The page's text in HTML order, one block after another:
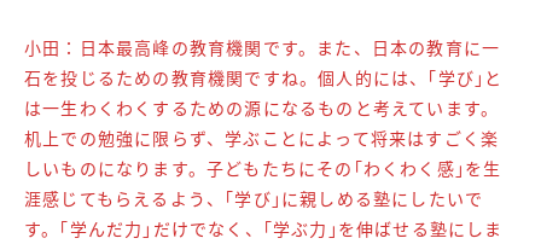
小田：日本最高峰の教育機関です。また、日本の教育に一
石を投じるための教育機関ですね。個人的には、｢学び｣と
は一生わくわくするための源になるものと考えています。
机上での勉強に限らず、学ぶことによって将来はすごく楽
しいものになります。子どもたちにその｢わくわく感｣を生
涯感じてもらえるよう、｢学び｣に親しめる塾にしたいで
す。｢学んだ力｣だけでなく、｢学ぶ力｣を伸ばせる塾にしま